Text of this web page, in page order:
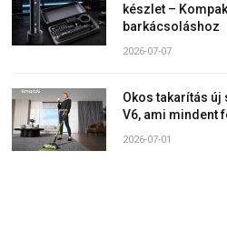
készlet –
barkácsoláshoz
2026-07-07
Okos takarítás új
V6, ami mindent
2026-07-01